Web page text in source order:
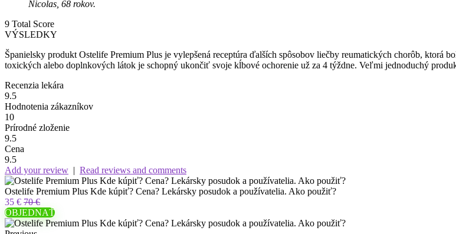
Nicolas, 68 rokov.
9 Total Score
VÝSLEDKY
Španielsky produkt Ostelife Premium Plus je vylepšená receptúra ​​ďalších spôsobov liečby reumatických chorôb, ktorá
toxických alebo doplnkových látok je schopný ukončiť svoje kĺbové ochorenie už za 4 týždne. Veľmi jednoduchý
Recenzia lekára
9.5
Hodnotenia zákazníkov
10
Prírodné zloženie
9.5
Cena
9.5
Add your review | Read reviews and comments
Ostelife Premium Plus Kde kúpiť? Cena? Lekársky posudok a používatelia. Ako použiť?
35 € 70 €
OBJEDNAŤ